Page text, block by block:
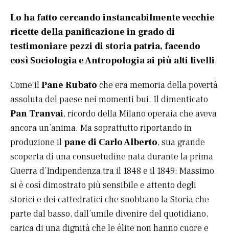
Lo ha fatto cercando instancabilmente vecchie
ricette della panificazione in grado di
testimoniare pezzi di storia patria, facendo
così Sociologia e Antropologia ai più alti livelli.
Come ilPane Rubato che era memoria della povertà
assoluta del paese nei momenti bui. Il dimenticato
Pan Tranvai, ricordo della Milano operaia che aveva
ancora un’anima. Ma soprattutto riportando in
produzione il pane di Carlo Alberto, sua grande
scoperta di una consuetudine nata durante la prima
Guerra d’Indipendenza tra il 1848 e il 1849: Massimo
si è così dimostrato più sensibile e attento degli
storici e dei cattedratici che snobbano la Storia che
parte dal basso, dall’umile divenire del quotidiano,
carica di una dignità che le élite non hanno cuore e